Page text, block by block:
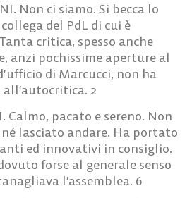
Non ci siamo. Si becca lo
del PdL di cui è
critica, spesso anche
anzi pochissime aperture al
di Marcucci, non ha
2
Calmo, pacato e sereno. Non
lasciato andare. Ha portato
ed innovativi in consiglio.
forse al generale senso
l’assemblea. 6